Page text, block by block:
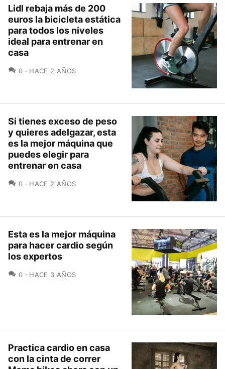
Lidl rebaja más de 200
euros la bicicleta estática
para todos los niveles
ideal para entrenar en
casa
0 COMENTARIOS
HACE 2 AÑOS
Si tienes exceso de peso
y quieres adelgazar, esta
es la mejor máquina que
puedes elegir para
entrenar en casa
0 COMENTARIOS
HACE 2 AÑOS
Esta es la mejor máquina
para hacer cardio según
los expertos
0 COMENTARIOS
HACE 3 AÑOS
Practica cardio en casa
con la cinta de correr